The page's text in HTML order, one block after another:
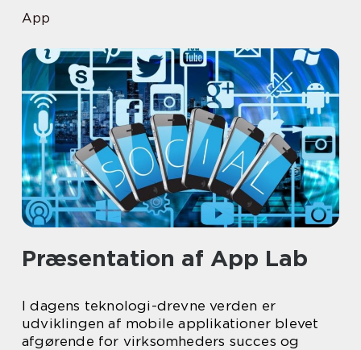
App
Præsentation af App Lab
I dagens teknologi-drevne verden er
udviklingen af mobile applikationer blevet
afgørende for virksomheders succes og